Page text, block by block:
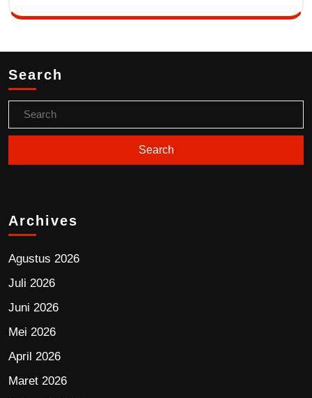
Search
Archives
Agustus 2026
Juli 2026
Juni 2026
Mei 2026
April 2026
Maret 2026